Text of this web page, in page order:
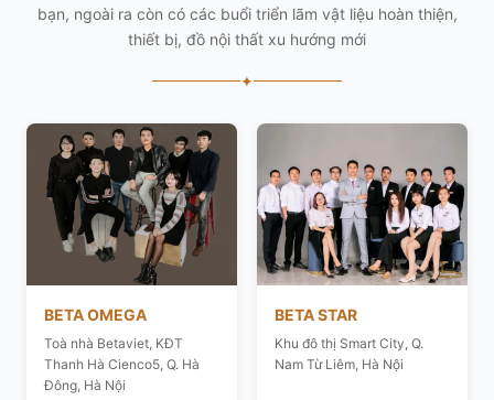
bạn, ngoài ra còn có các buổi triển lãm vật liệu hoàn thiện,
thiết bị, đồ nội thất xu hướng mới
✦
BETA OMEGA
Toà nhà Betaviet, KĐT
Thanh Hà Cienco5, Q. Hà
Đông, Hà Nội
BETA STAR
Khu đô thị Smart City, Q.
Nam Từ Liêm, Hà Nội